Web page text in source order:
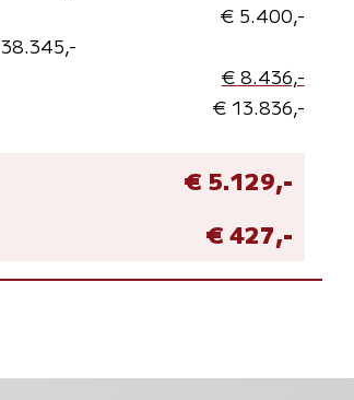
€ 5.400,-
€ 8.436,-
€ 13.836,-
€ 5.129,-
€ 427,-